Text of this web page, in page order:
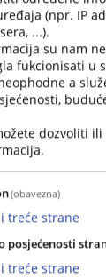
zastite
382
(npr. IP
...).
su nam
fukcionisati u
a
dozvoliti
(obavezna)
treće strane
posjećenosti
treće strane